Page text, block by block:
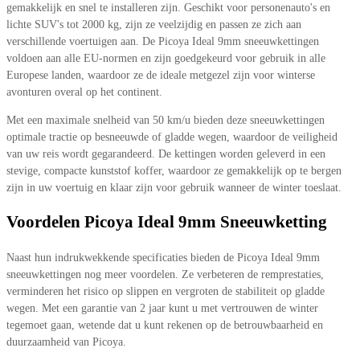
gemakkelijk en snel te installeren zijn. Geschikt voor personenauto's en
lichte SUV's tot 2000 kg, zijn ze veelzijdig en passen ze zich aan
verschillende voertuigen aan. De Picoya Ideal 9mm sneeuwkettingen
voldoen aan alle EU-normen en zijn goedgekeurd voor gebruik in alle
Europese landen, waardoor ze de ideale metgezel zijn voor winterse
avonturen overal op het continent.
Met een maximale snelheid van 50 km/u bieden deze sneeuwkettingen
optimale tractie op besneeuwde of gladde wegen, waardoor de veiligheid
van uw reis wordt gegarandeerd. De kettingen worden geleverd in een
stevige, compacte kunststof koffer, waardoor ze gemakkelijk op te bergen
zijn in uw voertuig en klaar zijn voor gebruik wanneer de winter toeslaat.
Voordelen Picoya Ideal 9mm Sneeuwketting
Naast hun indrukwekkende specificaties bieden de Picoya Ideal 9mm
sneeuwkettingen nog meer voordelen. Ze verbeteren de remprestaties,
verminderen het risico op slippen en vergroten de stabiliteit op gladde
wegen. Met een garantie van 2 jaar kunt u met vertrouwen de winter
tegemoet gaan, wetende dat u kunt rekenen op de betrouwbaarheid en
duurzaamheid van Picoya.